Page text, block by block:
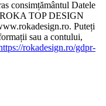
consimțământul Datele
ROKA TOP DESIGN
Puteți
sau a contului,
rokadesign.ro/gdpr-